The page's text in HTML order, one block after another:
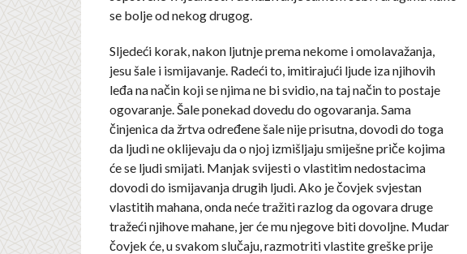
se bolje od nekog drugog.
Sljedeći korak, nakon ljutnje prema nekome i omolavažanja,
jesu šale i ismijavanje. Radeći to, imitirajući ljude iza njihovih
leđa na način koji se njima ne bi svidio, na taj način to postaje
ogovaranje. Šale ponekad dovedu do ogovaranja. Sama
činjenica da žrtva određene šale nije prisutna, dovodi do toga
da ljudi ne oklijevaju da o njoj izmišljaju smiješne priče kojima
će se ljudi smijati. Manjak svijesti o vlastitim nedostacima
dovodi do ismijavanja drugih ljudi. Ako je čovjek svjestan
vlastitih mahana, onda neće tražiti razlog da ogovara druge
tražeći njihove mahane, jer će mu njegove biti dovoljne. Mudar
čovjek će, u svakom slučaju, razmotriti vlastite greške prije